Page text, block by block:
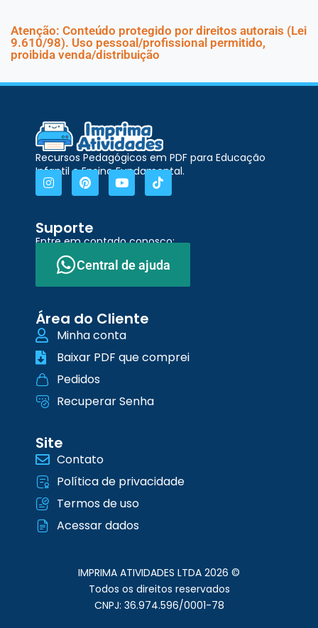
Atenção: Conteúdo protegido por direitos autorais (Lei
9.610/98). Uso pessoal/profissional permitido,
proibida venda/distribuição
Recursos Pedagógicos em PDF para Educação
Infantil e Ensino Fundamental.
Suporte
Entre em contado conosco:
Central de ajuda
Área do Cliente
Minha conta
Baixar PDF que comprei
Pedidos
Recuperar Senha
Site
Contato
Política de privacidade
Termos de uso
Acessar dados
IMPRIMA ATIVIDADES LTDA 2026 ©
Todos os direitos reservados
CNPJ: 36.974.596/0001-78